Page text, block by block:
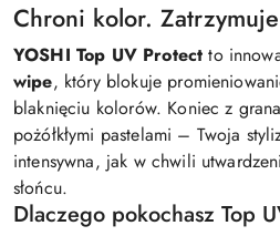
Chroni kolor.
YOSHI Top UV Protect to
wipe, który blokuje
blaknięciu kolorów. Koniec z
pożółkłymi pastelami – Twoja
intensywna, jak w chwili
słońcu.
Dlaczego pokochasz Top